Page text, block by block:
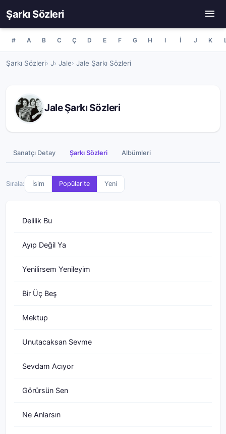
Şarkı Sözleri
# A B C Ç D E F G H I İ J K
Şarkı Sözleri J Jale Jale Şarkı Sözleri
Jale Şarkı Sözleri
Sanatçı Detay Şarkı Sözleri Albümleri
Sırala: İsim Popülarite Yeni
Delilik Bu
Ayıp Değil Ya
Yenilirsem Yenileyim
Bir Üç Beş
Mektup
Unutacaksan Sevme
Sevdam Acıyor
Görürsün Sen
Ne Anlarsın